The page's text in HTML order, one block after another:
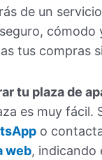
de un
cómodo
tus compras
tu plaza de
es muy fácil.
o
web, indicando